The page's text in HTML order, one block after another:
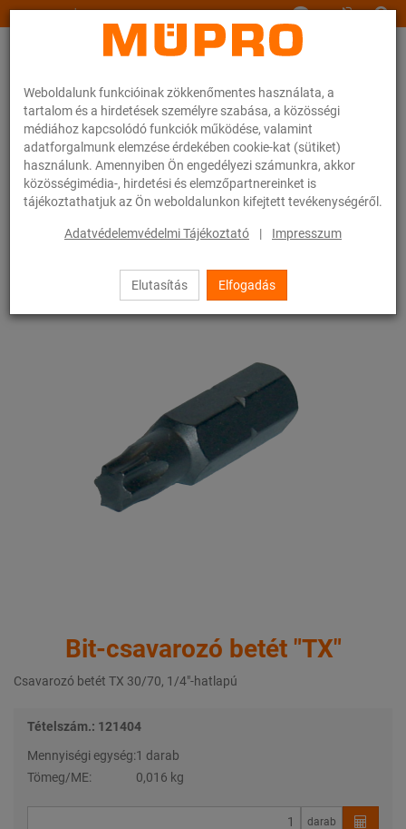
Weboldalunk funkcióinak zökkenőmentes használata, a
tartalom és a hirdetések személyre szabása, a közösségi
médiához kapcsolódó funkciók működése, valamint
adatforgalmunk elemzése érdekében cookie-kat (sütiket)
használunk. Amennyiben Ön engedélyezi számunkra, akkor
közösségimédia-, hirdetési és elemzőpartnereinket is
tájékoztathatjuk az Ön weboldalunkon kifejtett tevékenységéről.
Adatvédelemvédelmi Tájékoztató | Impresszum
Elutasítás Elfogadás
www.muepro.hu
Webáruhàz Szerszámok
Csavarószerszámok
Bit-csavarozó betét "TX"
Bit-csavarozó betét "TX"
Csavarozó betét TX 30/70, 1/4"-hatlapú
Tételszám.: 121404
Mennyiségi egység:1 darab
Tömeg/ME:
0,016 kg
darab